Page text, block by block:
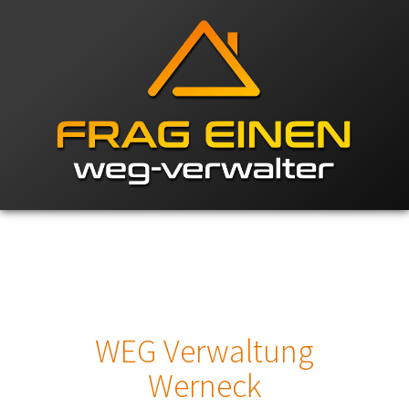
WEG Verwaltung
Werneck